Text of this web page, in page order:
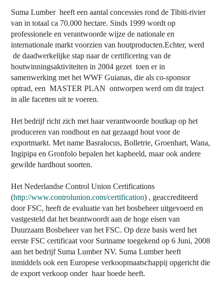
Suma Lumber heeft een aantal concessies rond de Tibiti-rivier
van in totaal ca 70.000 hectare. Sinds 1999 wordt op
professionele en verantwoorde wijze de nationale en
internationale markt voorzien van houtproducten.Echter, werd
de daadwerkelijke stap naar de certificering van de
houtwinningsaktiviteiten in 2004 gezet toen er in
samenwerking met het WWF Guianas, die als co-sponsor
optrad, een MASTER PLAN ontworpen werd om dit traject
in alle facetten uit te voeren.
Het bedrijf richt zich met haar verantwoorde houtkap op het
produceren van rondhout en nat gezaagd hout voor de
exportmarkt. Met name Basralocus, Bolletrie, Groenhart, Wana,
Ingipipa en Gronfolo bepalen het kapbeeld, maar ook andere
gewilde hardhout soorten.
Het Nederlandse Control Union Certifications
(http://www.controlunion.com/certification) , geaccrediteerd
door FSC, heeft de evaluatie van het bosbeheer uitgevoerd en
vastgesteld dat het beantwoordt aan de hoge eisen van
Duurzaam Bosbeheer van het FSC. Op deze basis werd het
eerste FSC certificaat voor Suriname toegekend op 6 Juni, 2008
aan het bedrijf Suma Lumber NV. Suma Lumber heeft
inmiddels ook een Europese verkoopmaatschappij opgericht die
de export verkoop onder haar hoede heeft.